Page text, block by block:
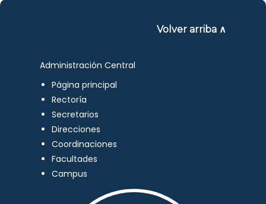
Volver arriba ∧
Administración Central
Página principal
Rectoría
Secretarios
Direcciones
Coordinaciones
Facultades
Campus